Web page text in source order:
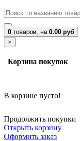
0 товаров, на 0.00 руб
×
Корзина покупок
В корзине пусто!
Продолжить покупки
Открыть корзину
Оформить заказ